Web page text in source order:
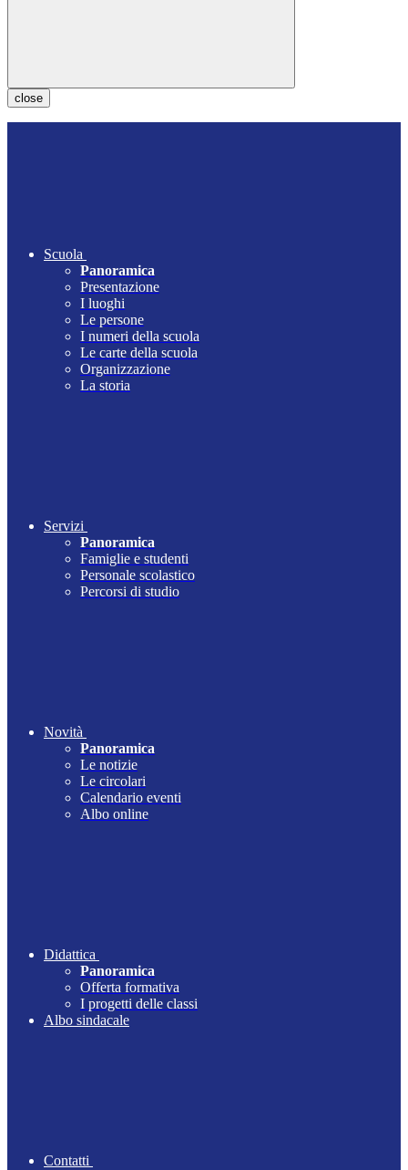
close
Scuola
Panoramica
Presentazione
I luoghi
Le persone
I numeri della scuola
Le carte della scuola
Organizzazione
La storia
Servizi
Panoramica
Famiglie e studenti
Personale scolastico
Percorsi di studio
Novità
Panoramica
Le notizie
Le circolari
Calendario eventi
Albo online
Didattica
Panoramica
Offerta formativa
I progetti delle classi
Albo sindacale
Contatti